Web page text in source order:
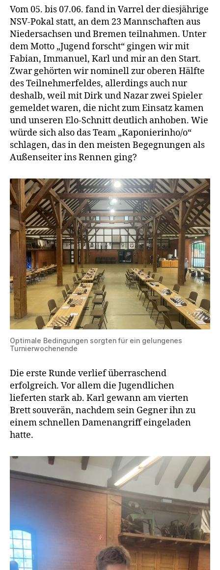
beim
NSV-
Pokal
Vom 05. bis 07.06. fand in Varrel der diesjährige
NSV-Pokal statt, an dem 23 Mannschaften aus
Niedersachsen und Bremen teilnahmen. Unter
dem Motto „Jugend forscht“ gingen wir mit
Fabian, Immanuel, Karl und mir an den Start.
Zwar gehörten wir nominell zur oberen Hälfte
des Teilnehmerfeldes, allerdings auch nur
deshalb, weil mit Dirk und Nazar zwei Spieler
gemeldet waren, die nicht zum Einsatz kamen
und unseren Elo-Schnitt deutlich anhoben. Wie
würde sich also das Team „Kaponierinho/o“
schlagen, das in den meisten Begegnungen als
Außenseiter ins Rennen ging?
Optimale Bedingungen sorgten für ein gelungenes
Turnierwochenende
Die erste Runde verlief überraschend
erfolgreich. Vor allem die Jugendlichen
lieferten stark ab. Karl gewann am vierten
Brett souverän, nachdem sein Gegner ihn zu
einem schnellen Damenangriff eingeladen
hatte.